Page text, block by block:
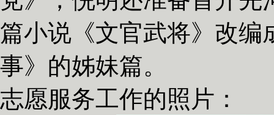
篇小说《文官武将》改编
事》的姊妹篇。
志愿服务工作的照片：